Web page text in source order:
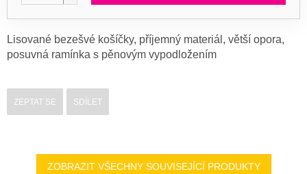
Lisované bezešvé košíčky, příjemný materiál, větší opora,
posuvná ramínka s pěnovým vypodložením
ZEPTAT SE SDÍLET
ZOBRAZIT VŠECHNY SOUVISEJÍCÍ PRODUKTY